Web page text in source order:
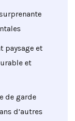
paysage et
et
de garde
d’autres